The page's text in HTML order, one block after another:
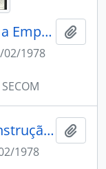
Assinatura de convenio com a Empresa Aracruz, Aracruz
02/1978
Assinatura do edital para construção de escolas no interior do estado, Vitória
1978